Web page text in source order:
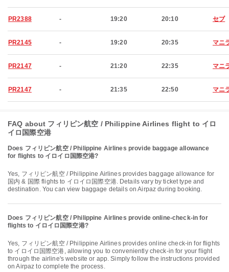
PR2388 - 19:20 20:10 セブ
PR2145 - 19:20 20:35 マニ
PR2147 - 21:20 22:35 マニ
PR2147 - 21:35 22:50 マニ
FAQ about フィリピン航空 / Philippine Airlines flight to イロ
イロ国際空港
Does フィリピン航空 / Philippine Airlines provide baggage allowance
for flights to イロイロ国際空港?
Yes, フィリピン航空 / Philippine Airlines provides baggage allowance for
国内 & 国際 flights to イロイロ国際空港. Details vary by ticket type and
destination. You can view baggage details on Airpaz during booking.
Does フィリピン航空 / Philippine Airlines provide online-check-in for
flights to イロイロ国際空港?
Yes, フィリピン航空 / Philippine Airlines provides online check-in for flights
to イロイロ国際空港, allowing you to conveniently check-in for your flight
through the airline's website or app. Simply follow the instructions provided
on Airpaz to complete the process.